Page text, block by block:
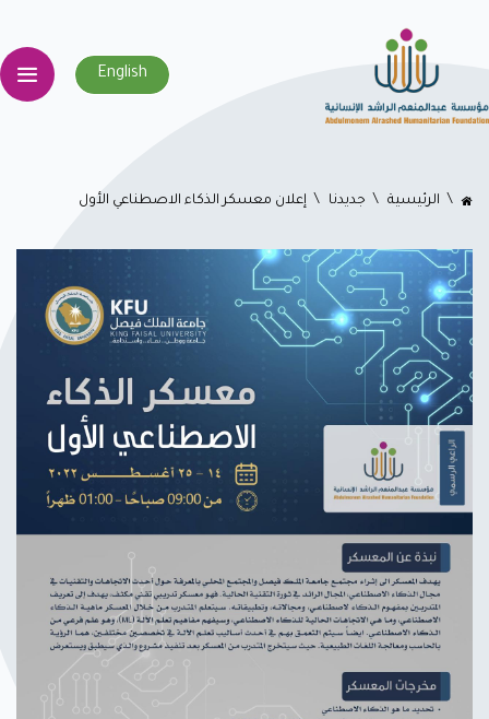
English
اﻟﺮﺋﻴﺴﻴﺔ جديدنا إعلان معسكر الذكاء الاصطناعي الأول